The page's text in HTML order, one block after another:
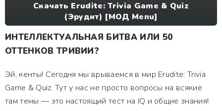
Скачать Erudite: Trivia Game & Quiz
(Эрудит) [МОД Menu]
ИНТЕЛЛЕКТУАЛЬНАЯ БИТВА ИЛИ 50
ОТТЕНКОВ ТРИВИИ?
Эй, кенты! Сегодня мы врываемся в мир Erudite: Trivia
Game & Quiz. Тут у нас не просто вопросы на всякие
там темы — это настоящий тест на IQ и общие знания!